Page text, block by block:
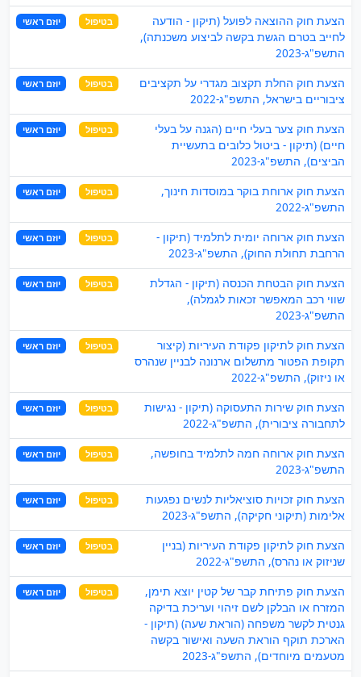
הצעת חוק ההוצאה לפועל (תיקון - הודעה
לחייב בטרם הגשת בקשה לביצוע משכנתה),
התשפ"ג-2023
בטיפול יוזם ראשי
הצעת חוק החלת תקצוב מגדרי על תקציבים
ציבוריים בישראל, התשפ"ג-2022
בטיפול יוזם ראשי
הצעת חוק צער בעלי חיים (הגנה על בעלי
חיים) (תיקון - ביטול כלובים בתעשיית
הביצים), התשפ"ג-2023
בטיפול יוזם ראשי
הצעת חוק ארוחת בוקר במוסדות חינוך,
התשפ"ג-2022
בטיפול יוזם ראשי
הצעת חוק ארוחה יומית לתלמיד (תיקון -
הרחבת תחולת החוק), התשפ"ג-2023
בטיפול יוזם ראשי
הצעת חוק הבטחת הכנסה (תיקון - הגדלת
שווי רכב המאפשר זכאות לגמלה),
התשפ"ג-2023
בטיפול יוזם ראשי
הצעת חוק לתיקון פקודת העיריות (קיצור
תקופת הפטור מתשלום ארנונה לבניין שנהרס
או ניזוק), התשפ"ג-2022
בטיפול יוזם ראשי
הצעת חוק שירות התעסוקה (תיקון - נגישות
לתחבורה ציבורית), התשפ"ג-2022
בטיפול יוזם ראשי
הצעת חוק ארוחה חמה לתלמיד בחופשה,
התשפ"ג-2023
בטיפול יוזם ראשי
הצעת חוק זכויות סוציאליות לנשים נפגעות
אלימות (תיקוני חקיקה), התשפ"ג-2023
בטיפול יוזם ראשי
הצעת חוק לתיקון פקודת העיריות (בניין
שניזוק או נהרס), התשפ"ג-2022
בטיפול יוזם ראשי
הצעת חוק פתיחת קבר של קטין יוצא תימן,
המזרח או הבלקן לשם זיהוי ועריכת בדיקה
גנטית לקשר משפחה (הוראת שעה) (תיקון -
הארכת תוקף הוראת השעה ואישור בקשה
מטעמים מיוחדים), התשפ"ג-2023
בטיפול יוזם ראשי